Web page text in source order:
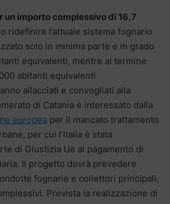
un importo complessivo di 16,7
ridefinire l’attuale sistema fognario
solo in minima parte e in grado
equivalenti, mentre al termine
abitanti equivalenti
allacciati e convogliati alla
di Catania è interessato dalla
europea per il mancato trattamento
per cui l’Italia è stata
di Giustizia Ue al pagamento di
Il progetto dovrà prevedere
fognarie e collettori principali,
Prevista la realizzazione di